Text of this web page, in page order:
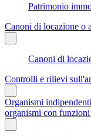
Patrimonio
Canoni di locazione o
Canoni di
Controlli e rilievi
Organismi
organismi con funzioni